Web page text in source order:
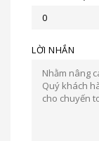
LỜI NHẮN